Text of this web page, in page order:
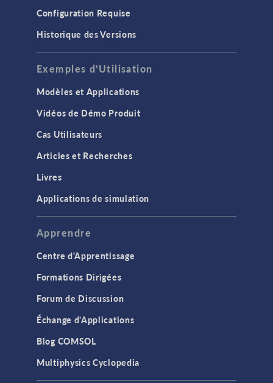
Configuration Requise
Historique des Versions
Exemples d'Utilisation
Modèles et Applications
Vidéos de Démo Produit
Cas Utilisateurs
Articles et Recherches
Livres
Applications de simulation
Apprendre
Centre d'Apprentissage
Formations Dirigées
Forum de Discussion
Échange d'Applications
Blog COMSOL
Multiphysics Cyclopedia